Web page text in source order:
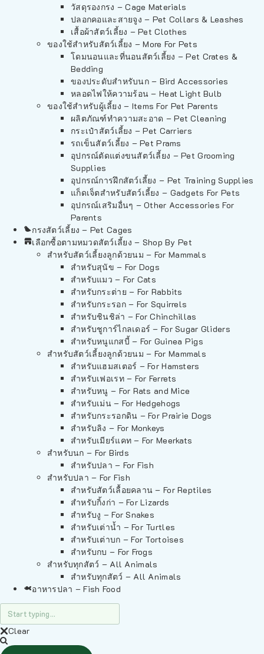
วัสดุรองกรง – Cage Materials
ปลอกคอและสายจูง – Pet Collars & Leashes
เสื้อผ้าสัตว์เลี้ยง – Pet Clothes
ของใช้สำหรับสัตว์เลี้ยง – More For Pets
โดมนอนและที่นอนสัตว์เลี้ยง – Pet Crates &
Bedding
ของประดับสำหรับนก – Bird Accessories
หลอดไฟให้ความร้อน – Heat Light Bulb
ของใช้สำหรับผู้เลี้ยง – Items For Pet Parents
ผลิตภัณฑ์ทำความสะอาด – Pet Cleaning
กระเป๋าสัตว์เลี้ยง – Pet Carriers
รถเข็นสัตว์เลี้ยง – Pet Prams
อุปกรณ์ตัดแต่งขนสัตว์เลี้ยง – Pet Grooming
Supplies
อุปกรณ์การฝึกสัตว์เลี้ยง – Pet Training Supplies
แก็ดเจ็ตสำหรับสัตว์เลี้ยง – Gadgets For Pets
อุปกรณ์เสริมอื่นๆ – Other Accessories For
Parents
กรงสัตว์เลี้ยง – Pet Cages
เลือกซื้อตามหมวดสัตว์เลี้ยง – Shop By Pet
สำหรับสัตว์เลี้ยงลูกด้วยนม – For Mammals
สำหรับสุนัข – For Dogs
สำหรับแมว – For Cats
สำหรับกระต่าย – For Rabbits
สำหรับกระรอก – For Squirrels
สำหรับชินชิล่า – For Chinchillas
สำหรับชูการ์ไกลเดอร์ – For Sugar Gliders
สำหรับหนูแกสบี้ – For Guinea Pigs
สำหรับสัตว์เลี้ยงลูกด้วยนม – For Mammals
สำหรับแฮมสเตอร์ – For Hamsters
สำหรับเฟอเรท – For Ferrets
สำหรับหนู – For Rats and Mice
สำหรับเม่น – For Hedgehogs
สำหรับกระรอกดิน – For Prairie Dogs
สำหรับลิง – For Monkeys
สำหรับเมียร์แคท – For Meerkats
สำหรับนก – For Birds
สำหรับปลา – For Fish
สำหรับปลา – For Fish
สำหรับสัตว์เลื้อยคลาน – For Reptiles
สำหรับกิ้งก่า – For Lizards
สำหรับงู – For Snakes
สำหรับเต่าน้ำ – For Turtles
สำหรับเต่าบก – For Tortoises
สำหรับกบ – For Frogs
สำหรับทุกสัตว์ – All Animals
สำหรับทุกสัตว์ – All Animals
อาหารปลา – Fish Food
Clear